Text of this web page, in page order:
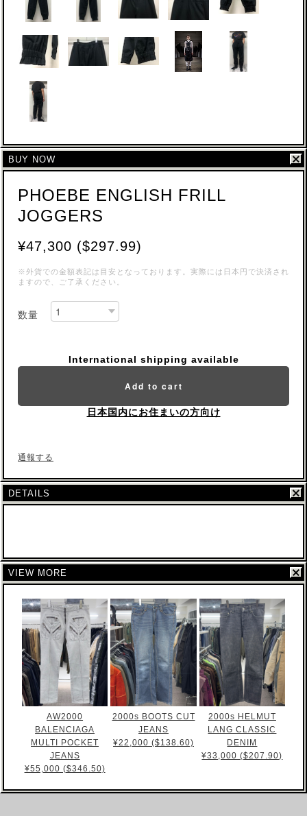
BUY NOW
PHOEBE ENGLISH FRILL
JOGGERS
¥47,300 ($297.99)
※外貨での金額表記は目安となっております。実際には日本円で決済され
ますので、ご了承ください。
数量
International shipping available
Add to cart
日本国内にお住まいの方向け
通報する
DETAILS
VIEW MORE
AW2000
BALENCIAGA
MULTI POCKET
JEANS
¥55,000 ($346.50)
2000s BOOTS CUT
JEANS
¥22,000 ($138.60)
2000s HELMUT
LANG CLASSIC
DENIM
¥33,000 ($207.90)